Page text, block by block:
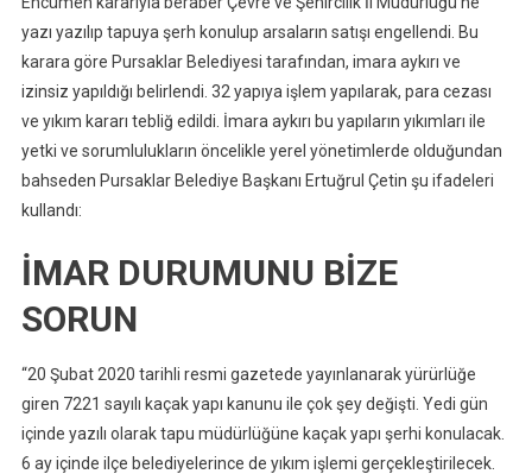
yazı yazılıp tapuya şerh konulup arsaların satışı engellendi. Bu
karara göre Pursaklar Belediyesi tarafından, imara aykırı ve
izinsiz yapıldığı belirlendi. 32 yapıya işlem yapılarak, para cezası
ve yıkım kararı tebliğ edildi. İmara aykırı bu yapıların yıkımları ile
yetki ve sorumlulukların öncelikle yerel yönetimlerde olduğundan
bahseden Pursaklar Belediye Başkanı Ertuğrul Çetin şu ifadeleri
kullandı:
İMAR DURUMUNU BİZE
SORUN
“20 Şubat 2020 tarihli resmi gazetede yayınlanarak yürürlüğe
giren 7221 sayılı kaçak yapı kanunu ile çok şey değişti. Yedi gün
içinde yazılı olarak tapu müdürlüğüne kaçak yapı şerhi konulacak.
6 ay içinde ilçe belediyelerince de yıkım işlemi gerçekleştirilecek.